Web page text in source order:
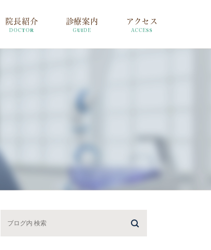
院長紹介
DOCTOR
診療案内
GUIDE
アクセス
ACCESS